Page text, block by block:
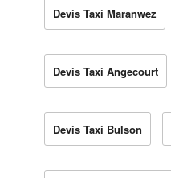
Devis Taxi Maranwez
Devis Taxi Angecourt
Devis Taxi Bulson